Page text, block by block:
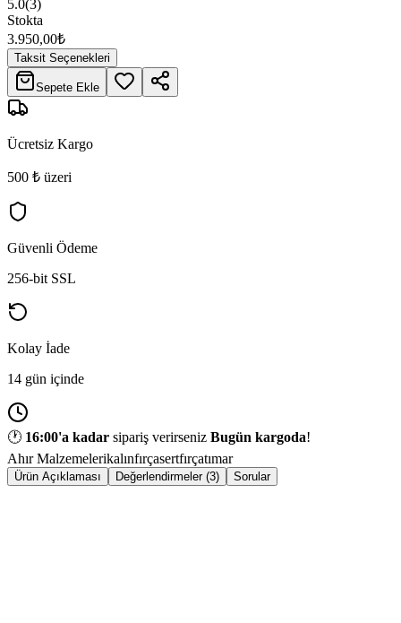
5.0(3)
Stokta
3.950,00₺
Taksit Seçenekleri
Sepete Ekle
Ücretsiz Kargo
500 ₺ üzeri
Güvenli Ödeme
256-bit SSL
Kolay İade
14 gün içinde
🕐 16:00'a kadar sipariş verirseniz Bugün kargoda!
Ahır Malzemelerikalınfırçasertfırçatımar
Ürün Açıklaması Değerlendirmeler (3) Sorular